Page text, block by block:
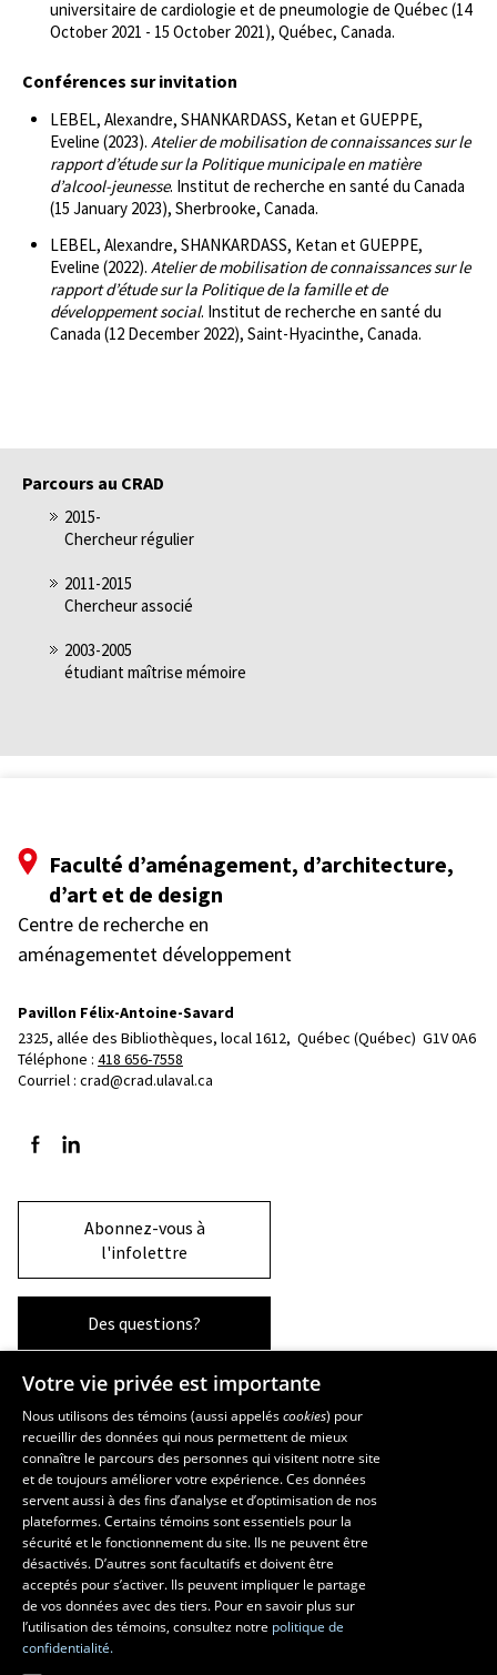
universitaire de cardiologie et de pneumologie de Québec (14
October 2021 - 15 October 2021), Québec, Canada.
Conférences sur invitation
LEBEL, Alexandre, SHANKARDASS, Ketan et GUEPPE,
Eveline (2023). Atelier de mobilisation de connaissances sur le
rapport d’étude sur la Politique municipale en matière
d’alcool-jeunesse. Institut de recherche en santé du Canada
(15 January 2023), Sherbrooke, Canada.
LEBEL, Alexandre, SHANKARDASS, Ketan et GUEPPE,
Eveline (2022). Atelier de mobilisation de connaissances sur le
rapport d’étude sur la Politique de la famille et de
développement social. Institut de recherche en santé du
Canada (12 December 2022), Saint-Hyacinthe, Canada.
Parcours au CRAD
2015-
Chercheur régulier
2011-2015
Chercheur associé
2003-2005
étudiant maîtrise mémoire
Faculté d’aménagement, d’architecture,
d’art et de design
Centre de recherche en
aménagementet développement
Pavillon Félix-Antoine-Savard
2325, allée des Bibliothèques, local 1612, Québec (Québec)  G1V 0A6
Téléphone : 418 656-7558
Courriel : crad@crad.ulaval.ca
Suivez-nous sur Facebook
Suivez-nous sur LinkedIn
Abonnez-vous à
l'infolettre
Des questions?
La Faculté et ses écoles
Faculté d’aménagement, d’architecture, d’art et de design
École d’art
École supérieure d’aménagement du territoire et de développement
régional
École d’architecture
École de design
Votre vie privée est importante
Nous utilisons des témoins (aussi appeléscookies) pour
recueillir des données qui nous permettent de mieux
connaître le parcours des personnes qui visitent notre site
et de toujours améliorer votre expérience. Ces données
servent aussi à des fins d’analyse et d’optimisation de nos
plateformes. Certains témoins sont essentiels pour la
sécurité et le fonctionnement du site. Ils ne peuvent être
désactivés. D’autres sont facultatifs et doivent être
acceptés pour s’activer. Ils peuvent impliquer le partage
de vos données avec des tiers. Pour en savoir plus sur
l’utilisation des témoins, consultez notre politique de
confidentialité.